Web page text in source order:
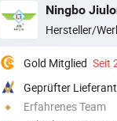
Ningbo
Hersteller/
Gold Mitglied Seit
Geprüfter Lieferant
Erfahrenes Team